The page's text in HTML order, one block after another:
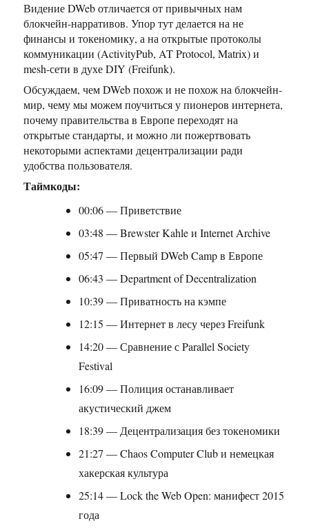
Видение DWeb отличается от привычных нам
блокчейн-нарративов. Упор тут делается на не
финансы и токеномику, а на открытые протоколы
коммуникации (ActivityPub, AT Protocol, Matrix) и
mesh-сети в духе DIY (Freifunk).
Обсуждаем, чем DWeb похож и не похож на блокчейн-
мир, чему мы можем поучиться у пионеров интернета,
почему правительства в Европе переходят на
открытые стандарты, и можно ли пожертвовать
некоторыми аспектами децентрализации ради
удобства пользователя.
Таймкоды:
00:06 — Приветствие
03:48 — Brewster Kahle и Internet Archive
05:47 — Первый DWeb Camp в Европе
06:43 — Department of Decentralization
10:39 — Приватность на кэмпе
12:15 — Интернет в лесу через Freifunk
14:20 — Сравнение с Parallel Society
Festival
16:09 — Полиция останавливает
акустический джем
18:39 — Децентрализация без токеномики
21:27 — Chaos Computer Club и немецкая
хакерская культура
25:14 — Lock the Web Open: манифест 2015
года